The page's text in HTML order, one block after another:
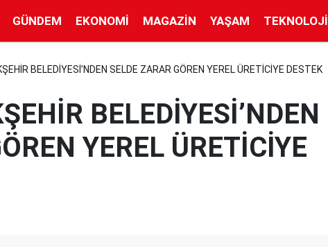
GÜNDEM EKONOMI MAGAZIN YAŞAM TEKNOLOJI
BELEDİYESİ’NDEN SELDE ZARAR GÖREN YEREL ÜRETİCİYE DESTEK
BELEDİYESİ’NDEN
YEREL ÜRETİCİYE